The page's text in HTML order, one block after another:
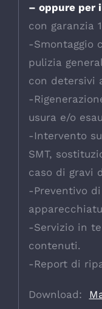
– oppure per
con garanzia
-Smontaggio
pulizia
con detersivi
-
usura e/o
-Intervento
SMT,
caso di gravi
-Preventivo
-Servizio in
contenuti.
-Report di
Download: